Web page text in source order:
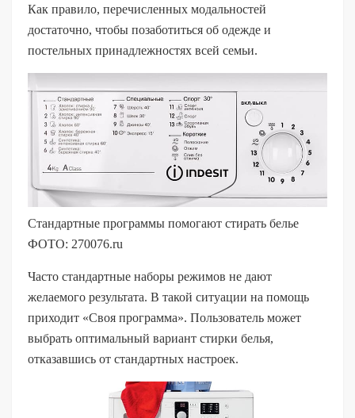
Как правило, перечисленных модальностей
достаточно, чтобы позаботиться об одежде и
постельных принадлежностях всей семьи.
Стандартные программы помогают стирать белье
ФОТО: 270076.ru
Часто стандартные наборы режимов не дают
желаемого результата. В такой ситуации на помощь
приходит «Своя программа». Пользователь может
выбрать оптимальный вариант стирки белья,
отказавшись от стандартных настроек.